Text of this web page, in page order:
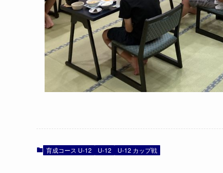
育成コース U-12 U-12 U-12 カップ戦